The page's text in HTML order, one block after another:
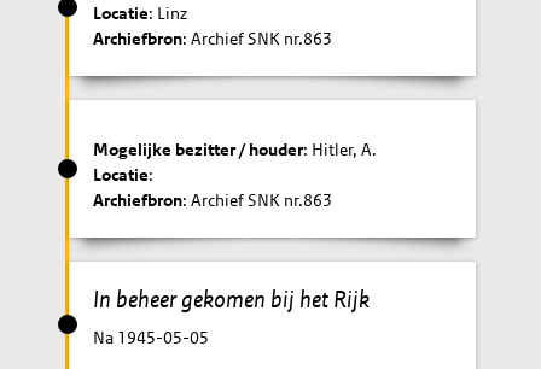
Locatie: Linz
Archiefbron: Archief SNK nr.863
Mogelijke bezitter / houder: Hitler, A.
Locatie:
Archiefbron: Archief SNK nr.863
In beheer gekomen bij het Rijk
Na 1945-05-05